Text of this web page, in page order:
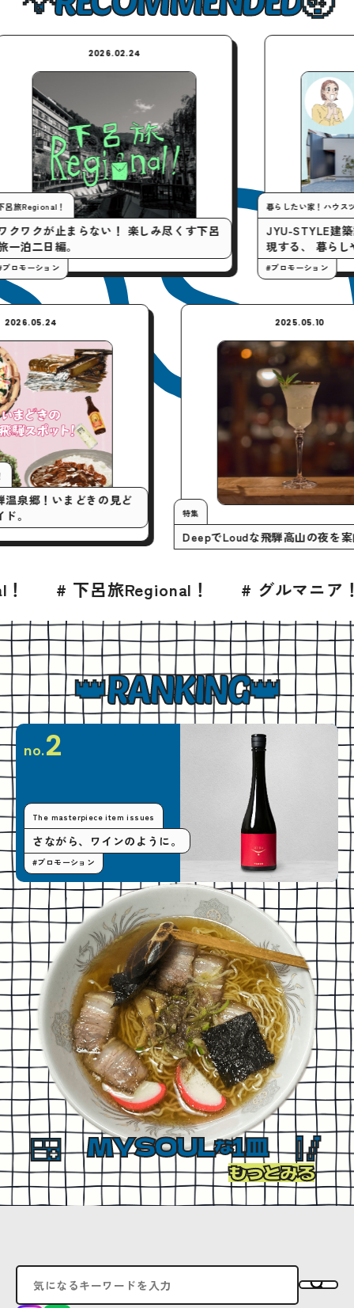
まらない！ 楽しみ尽くす下呂
。
暮らしたい家！ハウスツアー
JYU-STYLE建築設計 / 平
現する、 暮らしやすい家。
#プロモーション
2026.05.24
こマニア！
い奥飛騨温泉郷！いまどきの見ど
トガイド。
DeepでLoudな飛騨高
Regional！ # グルマニア！ #
RANKING
no.2
The masterpiece item issues
さながら、ワインのように。
#プロモーション
MYSOULな1皿
もっとみる